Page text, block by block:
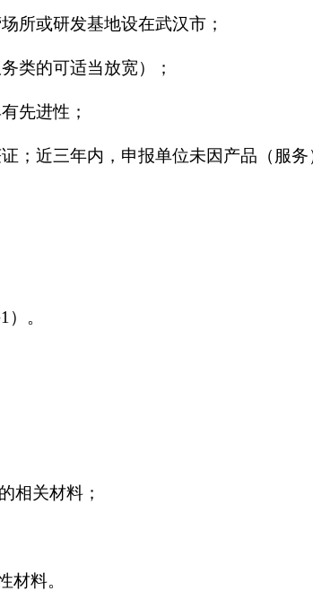
所或研发基地设在武汉市；
类的可适当放宽）；
先进性；
；近三年内，申报单位未因产品（服
。
相关材料；
材料。